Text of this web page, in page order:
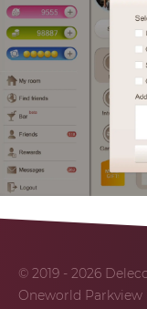
© 2019 - 2026
Oneworld Parkview